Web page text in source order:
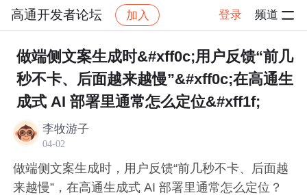
高通开发者论坛 加入 登录 频道
社区 高通开发者论坛 生成式 AI 帖子详情
做端侧文案生成时&#xff0c;用户反馈“前几
秒不卡、后面越来越慢”&#xff0c;在高通生
成式 AI 部署里通常怎么定位&#xff1f;
李牧游子
04-02
做端侧文案生成时，用户反馈“前几秒不卡、后面越
来越慢”，在高通生成式 AI 部署里通常怎么定位？